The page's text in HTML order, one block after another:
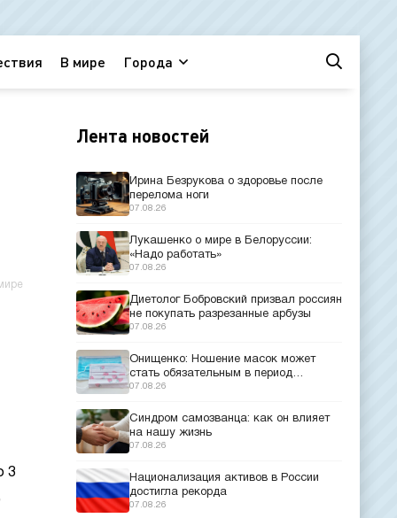
В мире Города
3
Лента новостей
Ирина Безрукова о здоровье после
перелома ноги
07.08.26
Лукашенко о мире в Белоруссии:
«Надо работать»
07.08.26
Диетолог Бобровский призвал россиян
не покупать разрезанные арбузы
07.08.26
Онищенко: Ношение масок может
стать обязательным в период
эпидемий
07.08.26
Синдром самозванца: как он влияет
на нашу жизнь
07.08.26
Национализация активов в России
достигла рекорда
07.08.26